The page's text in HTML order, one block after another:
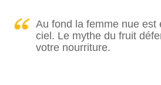
Au fond la femme nue est
ciel. Le mythe du fruit
votre nourriture.